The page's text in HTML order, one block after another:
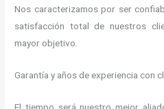
Nos caracterizamos por ser
satisfacción total de nuestros
mayor objetivo.
Garantía y años de experiencia con